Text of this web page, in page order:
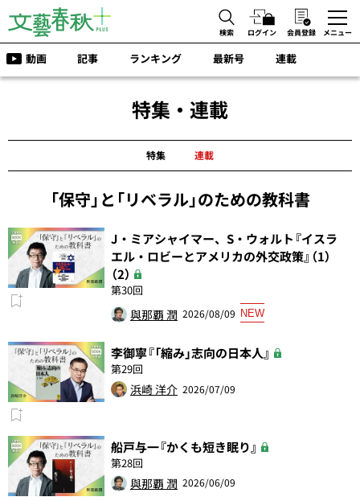
検索 ログイン 会員登録 メニュー
動画 記事 ランキング 最新号 連載
特集・連載
特集 連載
「保守」と「リベラル」のための教科書
J・ミアシャイマー、S・ウォルト『イスラ
エル・ロビーとアメリカの外交政策』（1）
（2）
第30回
與那覇 潤 2026/08/09 NEW
李御寧『「縮み」志向の日本人』
第29回
浜崎 洋介 2026/07/09
船戸与一『かくも短き眠り』
第28回
與那覇 潤 2026/06/09